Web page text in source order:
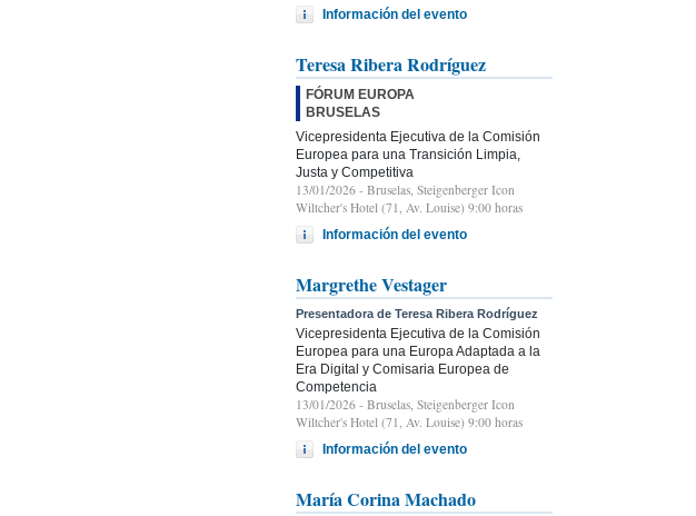
Información del evento
Teresa Ribera Rodríguez
FÓRUM EUROPA
BRUSELAS
Vicepresidenta Ejecutiva de la Comisión
Europea para una Transición Limpia,
Justa y Competitiva
13/01/2026 - Bruselas, Steigenberger Icon
Wiltcher's Hotel (71, Av. Louise) 9:00 horas
Información del evento
Margrethe Vestager
Presentadora de Teresa Ribera Rodríguez
Vicepresidenta Ejecutiva de la Comisión
Europea para una Europa Adaptada a la
Era Digital y Comisaria Europea de
Competencia
13/01/2026 - Bruselas, Steigenberger Icon
Wiltcher's Hotel (71, Av. Louise) 9:00 horas
Información del evento
María Corina Machado